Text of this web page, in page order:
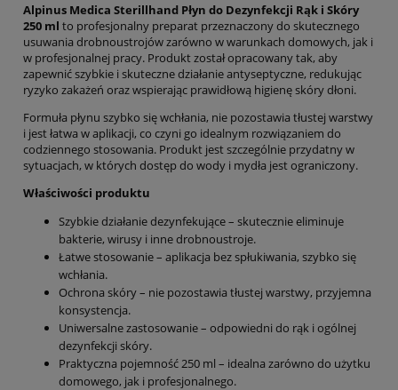
Alpinus Medica Sterillhand Płyn do Dezynfekcji Rąk i Skóry
250 ml to profesjonalny preparat przeznaczony do skutecznego
usuwania drobnoustrojów zarówno w warunkach domowych, jak i
w profesjonalnej pracy. Produkt został opracowany tak, aby
zapewnić szybkie i skuteczne działanie antyseptyczne, redukując
ryzyko zakażeń oraz wspierając prawidłową higienę skóry dłoni.
Formuła płynu szybko się wchłania, nie pozostawia tłustej warstwy
i jest łatwa w aplikacji, co czyni go idealnym rozwiązaniem do
codziennego stosowania. Produkt jest szczególnie przydatny w
sytuacjach, w których dostęp do wody i mydła jest ograniczony.
Właściwości produktu
Szybkie działanie dezynfekujące – skutecznie eliminuje
bakterie, wirusy i inne drobnoustroje.
Łatwe stosowanie – aplikacja bez spłukiwania, szybko się
wchłania.
Ochrona skóry – nie pozostawia tłustej warstwy, przyjemna
konsystencja.
Uniwersalne zastosowanie – odpowiedni do rąk i ogólnej
dezynfekcji skóry.
Praktyczna pojemność 250 ml – idealna zarówno do użytku
domowego, jak i profesjonalnego.